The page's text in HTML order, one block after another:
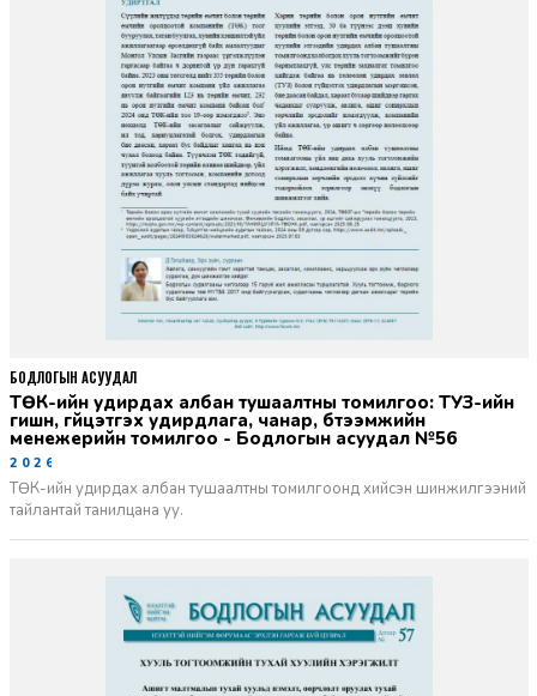
ТӨК-ийн удирдах албан тушаалтны томилгоо: ТУЗ-ийн
гишүүн, гүйцэтгэх удирдлага, чанар, бүтээмжийн
менежерийн томилгоо - Бодлогын асуудал №56
2026-06-02
ТӨК-ийн удирдах албан тушаалтны томилгоонд хийсэн шинжилгээний
тайлантай танилцана уу.
БОДЛОГЫН АСУУДАЛ